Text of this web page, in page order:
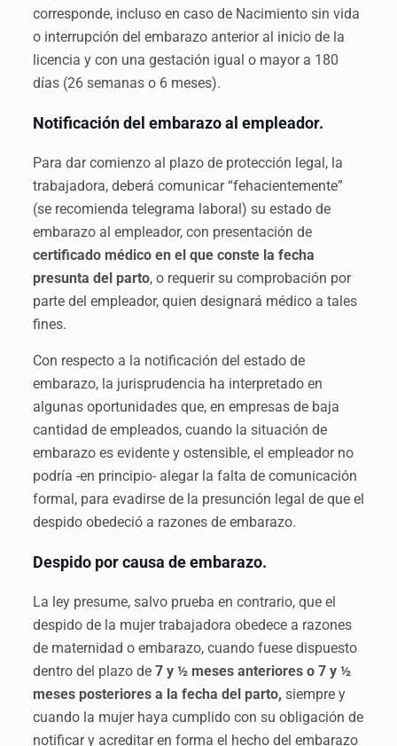
corresponde, incluso en caso de Nacimiento sin vida
o interrupción del embarazo anterior al inicio de la
licencia y con una gestación igual o mayor a 180
días (26 semanas o 6 meses).
Notificación del embarazo al empleador.
Para dar comienzo al plazo de protección legal, la
trabajadora, deberá comunicar “fehacientemente”
(se recomienda telegrama laboral) su estado de
embarazo al empleador, con presentación de
certificado médico en el que conste la fecha
presunta del parto, o requerir su comprobación por
parte del empleador, quien designará médico a tales
fines.
Con respecto a la notificación del estado de
embarazo, la jurisprudencia ha interpretado en
algunas oportunidades que, en empresas de baja
cantidad de empleados, cuando la situación de
embarazo es evidente y ostensible, el empleador no
podría -en principio- alegar la falta de comunicación
formal, para evadirse de la presunción legal de que el
despido obedeció a razones de embarazo.
Despido por causa de embarazo.
La ley presume, salvo prueba en contrario, que el
despido de la mujer trabajadora obedece a razones
de maternidad o embarazo, cuando fuese dispuesto
dentro del plazo de 7 y ½meses anteriores o 7 y ½
meses posteriores a la fecha del parto, siempre y
cuando la mujer haya cumplido con su obligación de
notificar y acreditar en forma el hecho del embarazo